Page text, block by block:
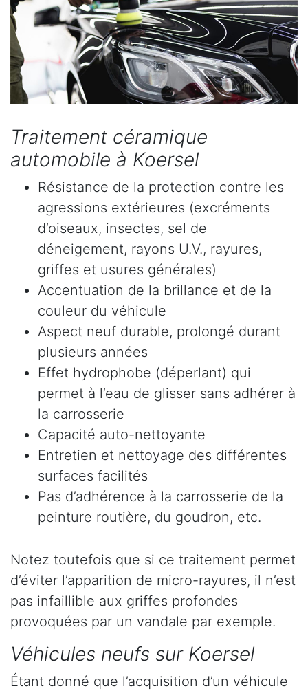
Traitement céramique
automobile à Koersel
Résistance de la protection contre les
agressions extérieures (excréments
d’oiseaux, insectes, sel de
déneigement, rayons U.V., rayures,
griffes et usures générales)
Accentuation de la brillance et de la
couleur du véhicule
Aspect neuf durable, prolongé durant
plusieurs années
Effet hydrophobe (déperlant) qui
permet à l’eau de glisser sans adhérer à
la carrosserie
Capacité auto-nettoyante
Entretien et nettoyage des différentes
surfaces facilités
Pas d’adhérence à la carrosserie de la
peinture routière, du goudron, etc.
Notez toutefois que si ce traitement permet
d’éviter l’apparition de micro-rayures, il n’est
pas infaillible aux griffes profondes
provoquées par un vandale par exemple.
Véhicules neufs sur Koersel
Étant donné que l’acquisition d’un véhicule